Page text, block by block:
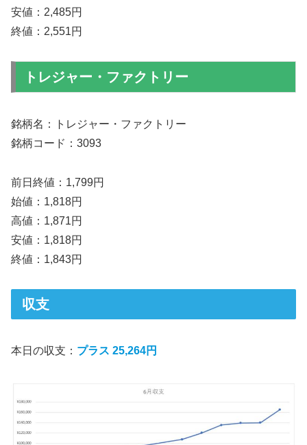
安値：2,485円
終値：2,551円
トレジャー・ファクトリー
銘柄名：トレジャー・ファクトリー
銘柄コード：3093
前日終値：1,799円
始値：1,818円
高値：1,871円
安値：1,818円
終値：1,843円
収支
本日の収支： プラス 25,264円